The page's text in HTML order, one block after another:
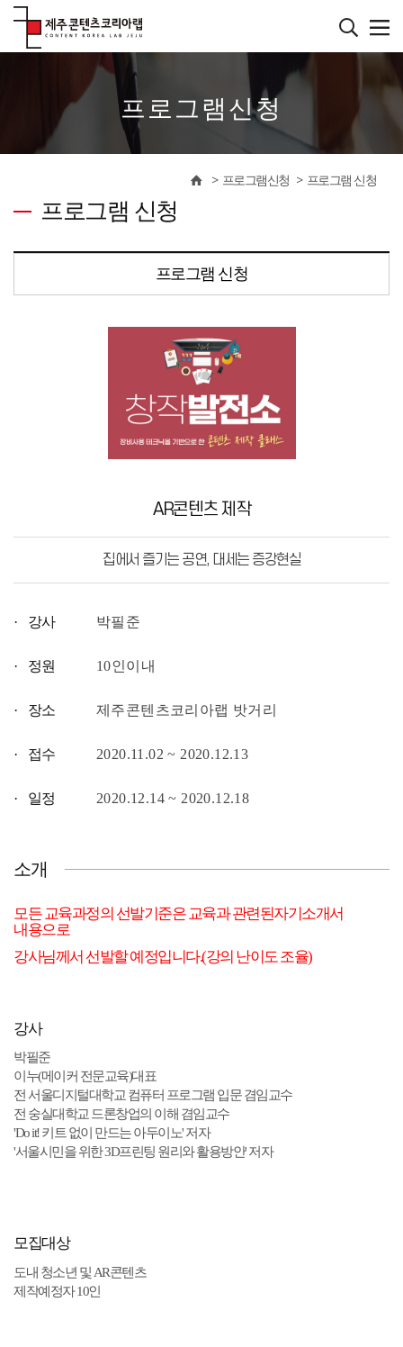
본
문
프로그램신청
프로그램 신청
프로그램신청 프로그램 신청
프로그램 신청
AR콘텐츠 제작
집에서 즐기는 공연, 대세는 증강현실
· 강사 박필준
· 정원 10인이내
· 장소 제주콘텐츠코리아랩 밧거리
· 접수 2020.11.02 ~ 2020.12.13
· 일정 2020.12.14 ~ 2020.12.18
소개
모든 교육과정의 선발기준은 교육과 관련된자기소개서
내용으로
강사님께서 선발할 예정입니다.(강의 난이도 조율)
강사
박필준
이누(메이커 전문교육)대표
전 서울디지털대학교 컴퓨터 프로그램 입문 겸임교수
전 숭실대학교 드론창업의 이해 겸임교수
'Do it! 키트 없이 만드는 아두이노' 저자
'서울시민을 위한 3D프린팅 원리와 활용방안' 저자
모집대상
도내 청소년 및 AR콘텐츠
제작예정자 10인